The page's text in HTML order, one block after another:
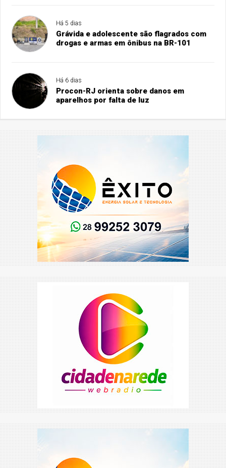
Há 5 dias
Grávida e adolescente são flagrados com
drogas e armas em ônibus na BR-101
Há 6 dias
Procon-RJ orienta sobre danos em
aparelhos por falta de luz